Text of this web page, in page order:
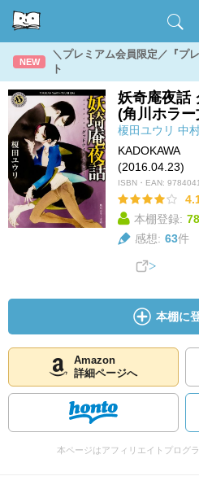
NEW
＼プレミアム会員限定／『プ
ト
妖奇庵夜話
(角川ホラー
榎田ユウリ 中
KADOKAWA
(2016.04.23)
ISBN・EAN:
本棚登録:
感想: 63件
本棚に
Amazon
詳細ページへ
本ページはアフィリエイトプログ